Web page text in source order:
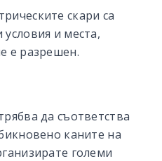
скари са
и места,
е разрешен.
да съответства
каните на
големи